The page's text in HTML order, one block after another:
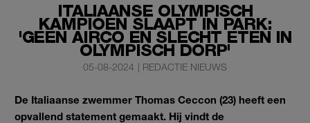
ITALIAANSE OLYMPISCH
KAMPIOEN SLAAPT IN PARK:
'GEEN AIRCO EN SLECHT ETEN IN
OLYMPISCH DORP'
05-08-2024 | REDACTIE NIEUWS
De Italiaanse zwemmer Thomas Ceccon (23) heeft een
opvallend statement gemaakt. Hij vindt de